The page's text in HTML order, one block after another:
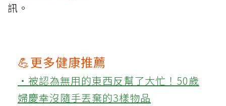
訊。
💪更多健康推薦
‧被認為無用的東西反幫了大忙！50歲
婦慶幸沒隨手丟棄的3樣物品